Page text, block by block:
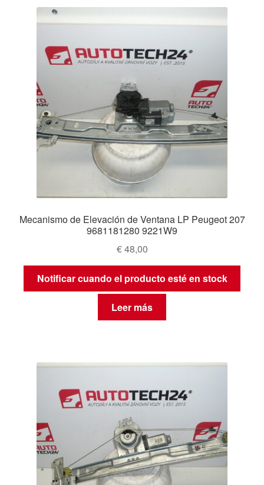
Mecanismo de Elevación de Ventana LP Peugeot 207
9681181280 9221W9
€48,00
Notificar cuando el producto esté en stock
Leer más